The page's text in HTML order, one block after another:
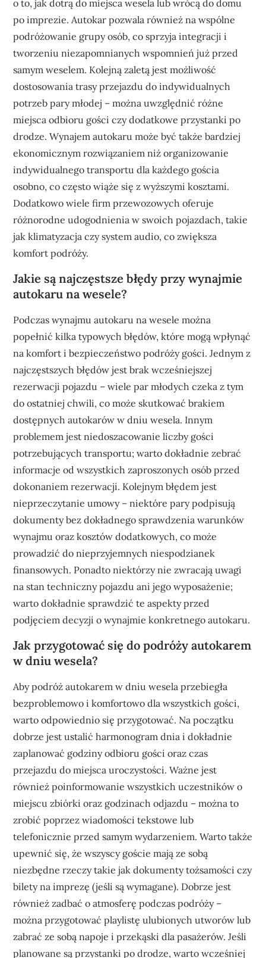
o to, jak dotrą do miejsca wesela lub wrócą do domu
po imprezie. Autokar pozwala również na wspólne
podróżowanie grupy osób, co sprzyja integracji i
tworzeniu niezapomnianych wspomnień już przed
samym weselem. Kolejną zaletą jest możliwość
dostosowania trasy przejazdu do indywidualnych
potrzeb pary młodej – można uwzględnić różne
miejsca odbioru gości czy dodatkowe przystanki po
drodze. Wynajem autokaru może być także bardziej
ekonomicznym rozwiązaniem niż organizowanie
indywidualnego transportu dla każdego gościa
osobno, co często wiąże się z wyższymi kosztami.
Dodatkowo wiele firm przewozowych oferuje
różnorodne udogodnienia w swoich pojazdach, takie
jak klimatyzacja czy system audio, co zwiększa
komfort podróży.
Jakie są najczęstsze błędy przy wynajmie
autokaru na wesele?
Podczas wynajmu autokaru na wesele można
popełnić kilka typowych błędów, które mogą wpłynąć
na komfort i bezpieczeństwo podróży gości. Jednym z
najczęstszych błędów jest brak wcześniejszej
rezerwacji pojazdu – wiele par młodych czeka z tym
do ostatniej chwili, co może skutkować brakiem
dostępnych autokarów w dniu wesela. Innym
problemem jest niedoszacowanie liczby gości
potrzebujących transportu; warto dokładnie zebrać
informacje od wszystkich zaproszonych osób przed
dokonaniem rezerwacji. Kolejnym błędem jest
nieprzeczytanie umowy – niektóre pary podpisują
dokumenty bez dokładnego sprawdzenia warunków
wynajmu oraz kosztów dodatkowych, co może
prowadzić do nieprzyjemnych niespodzianek
finansowych. Ponadto niektórzy nie zwracają uwagi
na stan techniczny pojazdu ani jego wyposażenie;
warto dokładnie sprawdzić te aspekty przed
podjęciem decyzji o wynajmie konkretnego autokaru.
Jak przygotować się do podróży autokarem
w dniu wesela?
Aby podróż autokarem w dniu wesela przebiegła
bezproblemowo i komfortowo dla wszystkich gości,
warto odpowiednio się przygotować. Na początku
dobrze jest ustalić harmonogram dnia i dokładnie
zaplanować godziny odbioru gości oraz czas
przejazdu do miejsca uroczystości. Ważne jest
również poinformowanie wszystkich uczestników o
miejscu zbiórki oraz godzinach odjazdu – można to
zrobić poprzez wiadomości tekstowe lub
telefonicznie przed samym wydarzeniem. Warto także
upewnić się, że wszyscy goście mają ze sobą
niezbędne rzeczy takie jak dokumenty tożsamości czy
bilety na imprezę (jeśli są wymagane). Dobrze jest
również zadbać o atmosferę podczas podróży –
można przygotować playlistę ulubionych utworów lub
zabrać ze sobą napoje i przekąski dla pasażerów. Jeśli
planowane są przystanki po drodze, warto wcześniej